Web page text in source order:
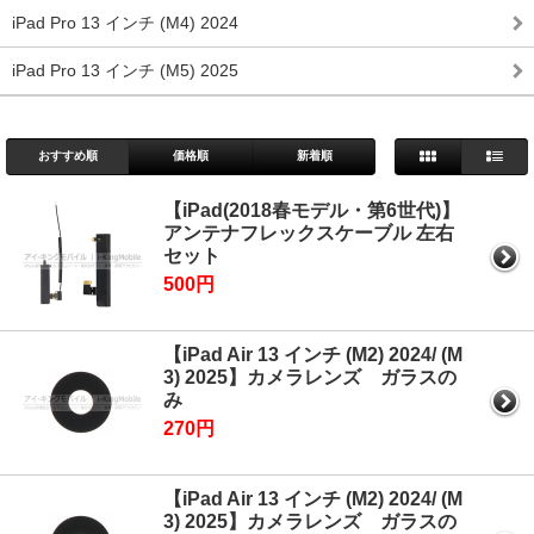
iPad Pro 13 インチ (M4) 2024
iPad Pro 13 インチ (M5) 2025
おすすめ順 価格順 新着順
【iPad(2018春モデル・第6世代)】
アンテナフレックスケーブル 左右
セット
500円
【iPad Air 13 インチ (M2) 2024/ (M
3) 2025】カメラレンズ ガラスの
み
270円
【iPad Air 13 インチ (M2) 2024/ (M
3) 2025】カメラレンズ ガラスの